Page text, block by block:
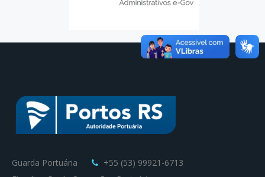
Guarda Portuária
+55 (53) 99921-6713